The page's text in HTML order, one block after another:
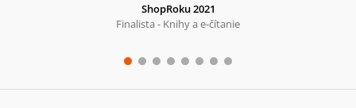
ShopRoku 2021
Finalista - Knihy a e-čítanie